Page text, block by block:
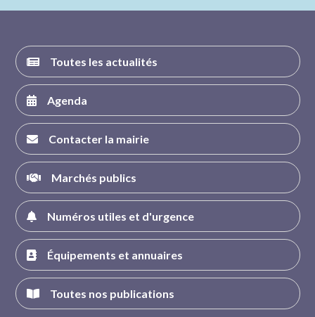
Toutes les actualités
Agenda
Contacter la mairie
Marchés publics
Numéros utiles et d'urgence
Équipements et annuaires
Toutes nos publications